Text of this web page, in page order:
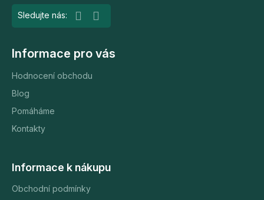
Informace pro vás
Hodnocení obchodu
Blog
Pomáháme
Kontakty
Informace k nákupu
Obchodní podmínky